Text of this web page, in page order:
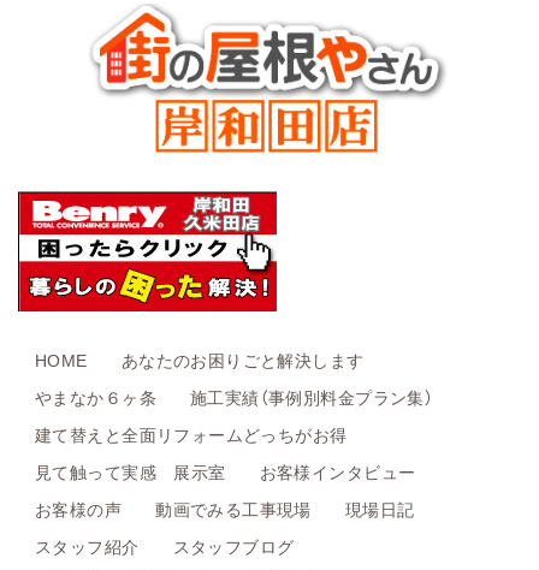
HOME
あなたのお困りごと解決します
やまなか６ヶ条
施工実績（事例別料金プラン集）
建て替えと全面リフォームどっちがお得
見て触って実感 展示室
お客様インタビュー
お客様の声
動画でみる工事現場
現場日記
スタッフ紹介
スタッフブログ